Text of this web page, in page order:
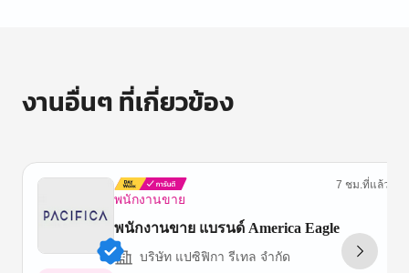
งานอื่นๆ ที่เกี่ยวข้อง
พนักงานขาย
7 ชม.ที่แล้ว
พนักงานขาย แบรนด์ America Eagle
บริษัท แปซิฟิกา รีเทล จำกัด